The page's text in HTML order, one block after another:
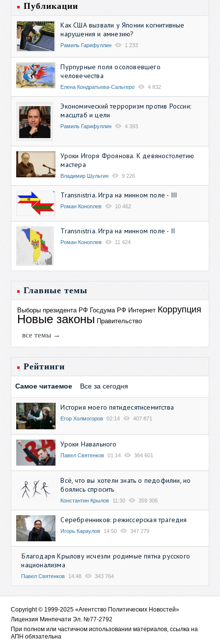
Публикации
Как США вызвали у Японии когнитивные
нарушения и амнезию?
Рамиль Гарифуллин 1 233
Пурпурные поля осоловевшего
человечества
Елена Кондратьева-Сальгеро 4 832
Экономический терроризм против России:
масштаб и цели
Рамиль Гарифуллин 4 393
Уроки Игоря Фроянова. К девяностолетию
мастера
Владимир Шульгин 9 226
Transnistria. Игра на минном поле - III
Роман Коноплев 10 462
Transnistria. Игра на минном поле - II
Роман Коноплев 11 424
Главные темы
Выборы президента РФ Госдума РФ Интернет Коррупция
Новые законы Правительство
все темы →
Рейтинги
Самое читаемое Все за сегодня
История моего пятидесятисемитства
Егор Холмогоров 02:14 407 871
Уроки Навального
Павел Святенков 01:14 364 601
Всё, что вы хотели знать о педофилии, но
боялись спросить
Константин Крылов 11:30 359 306
Серебренников: режиссерская трагедия
Игорь Караулов 14:50 347 279
Благодаря Крылову исчезли родимые пятна русского
национализма
Павел Святенков 14:48 343 764
Copyright © 1999-2025 «Агентство Политических Новостей»
Лицензия Минпечати Эл. №77-2792
При полном или частичном использовании материалов, ссылка на
АПН обязательна